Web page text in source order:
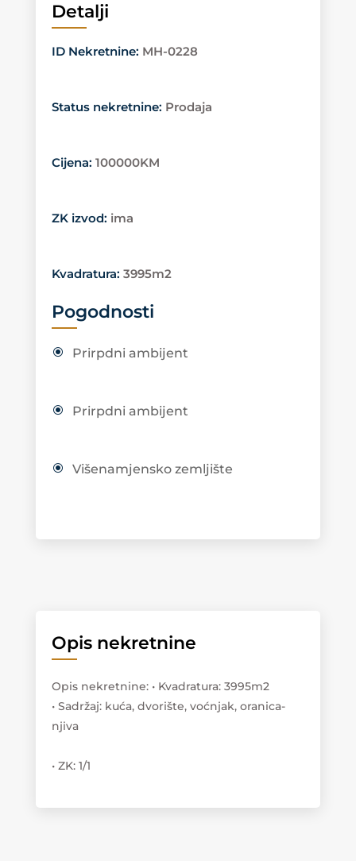
Detalji
ID Nekretnine: MH-0228
Status nekretnine: Prodaja
Cijena: 100000KM
ZK izvod: ima
Kvadratura: 3995m2
Pogodnosti
Prirpdni ambijent
Prirpdni ambijent
Višenamjensko zemljište
Opis nekretnine
Opis nekretnine: • Kvadratura: 3995m2
• Sadržaj: kuća, dvorište, voćnjak, oranica-
njiva
• ZK: 1/1